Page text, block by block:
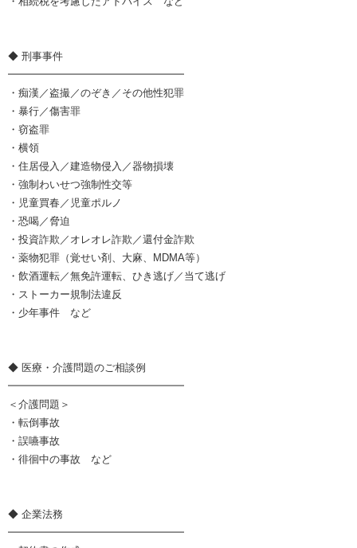
◆ 刑事事件
━━━━━━━━━━━━━━━━━
・痴漢／盗撮／のぞき／その他性犯罪
・暴行／傷害罪
・窃盗罪
・横領
・住居侵入／建造物侵入／器物損壊
・強制わいせつ強制性交等
・児童買春／児童ポルノ
・恐喝／脅迫
・投資詐欺／オレオレ詐欺／還付金詐欺
・薬物犯罪（覚せい剤、大麻、MDMA等）
・飲酒運転／無免許運転、ひき逃げ／当て逃げ
・ストーカー規制法違反
・少年事件 など
◆ 医療・介護問題のご相談例
━━━━━━━━━━━━━━━━━
＜介護問題＞
・転倒事故
・誤嚥事故
・徘徊中の事故 など
◆ 企業法務
━━━━━━━━━━━━━━━━━